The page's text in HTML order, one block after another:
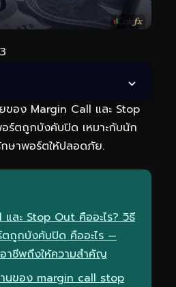
ของ Margin Call และ Stop
ร์ตถูกบังคับปิด เหมาะกับนัก
ษาพอร์ตให้ปลอดภัย.
ละ Stop Out คืออะไร? วิธี
ตถูกบังคับปิด คืออะไร —
าชีพถึงให้ความสำคัญ
นของ margin call stop